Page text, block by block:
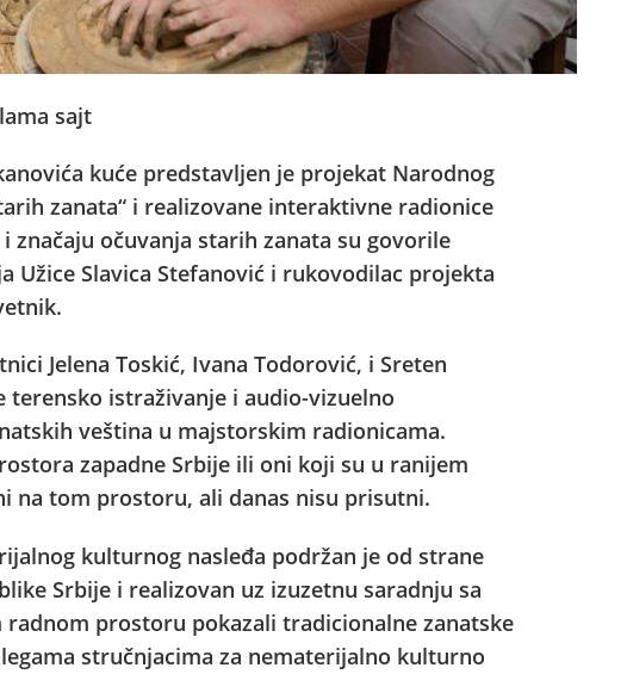
kuće predstavljen je projekat Narodnog
zanata“ i realizovane interaktivne radionice
značaju očuvanja starih zanata su govorile
Užice Slavica Stefanović i rukovodilac projekta
Jelena Toskić, Ivana Todorović, i Sreten
istraživanje i audio-vizuelno
veština u majstorskim radionicama.
zapadne Srbije ili oni koji su u ranijem
na tom prostoru, ali danas nisu prisutni.
kulturnog nasleđa podržan je od strane
Srbije i realizovan uz izuzetnu saradnju sa
prostoru pokazali tradicionalne zanatske
stručnjacima za nematerijalno kulturno